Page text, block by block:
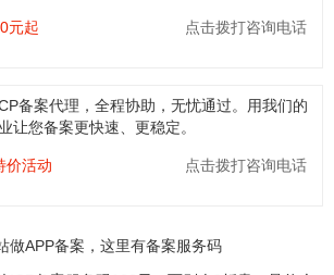
元起 点击拨打咨询电话
备案代理，全程协助，无忧通过。用我们的
让您备案更快速、更稳定。
价活动 点击拨打咨询电话
做APP备案，这里有备案服务码